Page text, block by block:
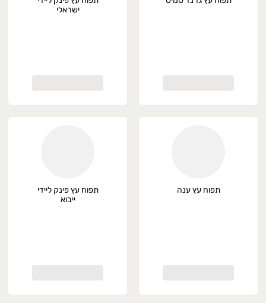
ישראלי
תפוח עץ ענה
תפוח עץ פינק ליידי
ייבוא